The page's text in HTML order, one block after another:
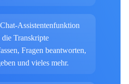
Assistentenfunktion
Transkripte
Fragen beantworten,
und vieles mehr.